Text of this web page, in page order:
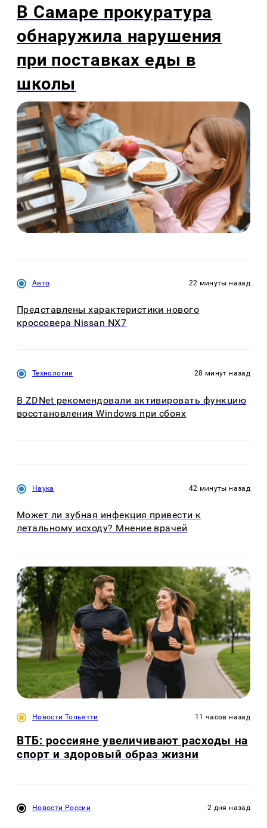
В Самаре прокуратура
обнаружила нарушения
при поставках еды в
школы
Авто 22 минуты назад
Представлены характеристики нового
кроссовера Nissan NX7
Технологии 28 минут назад
В ZDNet рекомендовали активировать функцию
восстановления Windows при сбоях
Наука 42 минуты назад
Может ли зубная инфекция привести к
летальному исходу? Мнение врачей
Новости Тольятти 11 часов назад
ВТБ: россияне увеличивают расходы на
спорт и здоровый образ жизни
Новости России 2 дня назад